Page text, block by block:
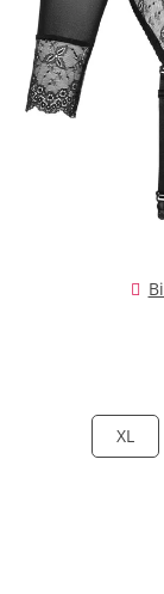
XL